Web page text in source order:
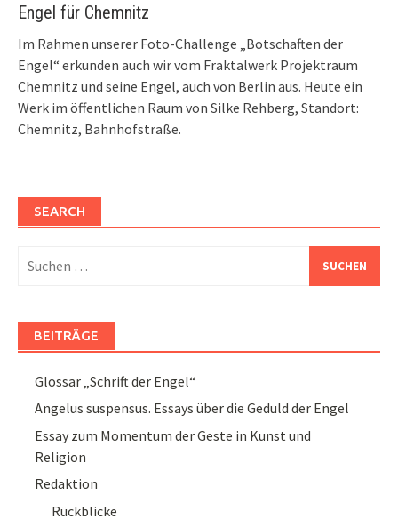
Engel für Chemnitz
Im Rahmen unserer Foto-Challenge „Botschaften der
Engel“ erkunden auch wir vom Fraktalwerk Projektraum
Chemnitz und seine Engel, auch von Berlin aus. Heute ein
Werk im öffentlichen Raum von Silke Rehberg, Standort:
Chemnitz, Bahnhofstraße.
SEARCH
nach:
BEITRÄGE
Glossar „Schrift der Engel“
Angelus suspensus. Essays über die Geduld der Engel
Essay zum Momentum der Geste in Kunst und
Religion
Redaktion
Rückblicke